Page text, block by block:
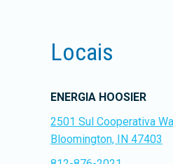
Locais
ENERGIA HOOSIER
2501 Sul Cooperativa
Bloomington, IN 47403